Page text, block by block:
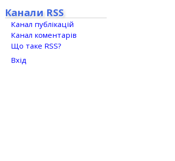
Канали RSS
Канал публікацій
Канал коментарів
Що таке RSS?
Вхід